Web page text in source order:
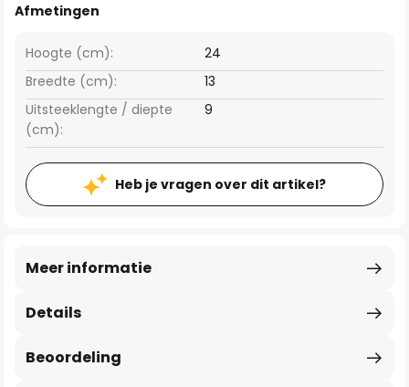
Afmetingen
Breedte (cm): 13
Hoogte (cm): 24
Uitsteeklengte / diepte
(cm):
9
Heb je vragen over dit artikel?
Details
Meer informatie
Beoordeling